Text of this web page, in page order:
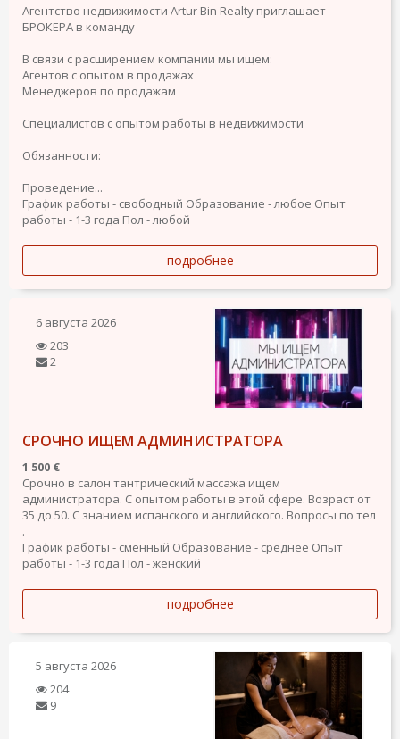
Агентство недвижимости Artur Bin Realty приглашает
БРОКЕРА в команду
В связи с расширением компании мы ищем:
Агентов с опытом в продажах
Менеджеров по продажам
Специалистов с опытом работы в недвижимости
Обязанности:
Проведение...
График работы - свободный Образование - любое Опыт
работы - 1-3 года Пол - любой
подробнее
6 августа 2026
203
2
СРОЧНО ИЩЕМ АДМИНИСТРАТОРА
1 500 €
Срочно в салон тантрический массажа ищем
администратора. С опытом работы в этой сфере. Возраст от
35 до 50. С знанием испанского и английского. Вопросы по тел
.
График работы - сменный Образование - среднее Опыт
работы - 1-3 года Пол - женский
подробнее
5 августа 2026
204
9